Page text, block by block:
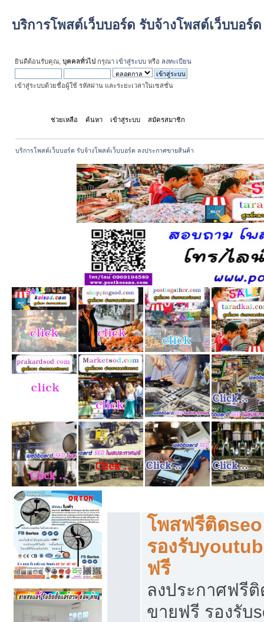
บริการโพสต์เว็บบอร์ด รับจ้างโพสต์เว็บบอร์
ยินดีต้อนรับคุณ, บุคคลทั่วไป กรุณา เข้าสู่ระบบ หรือ ลงทะเบียน
เข้าสู่ระบบด้วยชื่อผู้ใช้ รหัสผ่าน และระยะเวลาในเซสชั่น
ช่วยเหลือ ค้นหา เข้าสู่ระบบ สมัครสมาชิก
บริการโพสต์เว็บบอร์ด รับจ้างโพสต์เว็บบอร์ด ลงประกาศขายสินค้า
โพสฟรีติด
รองรับ
ฟรี
ลงประกาศฟรีติ
ขายฟรี รองรับ